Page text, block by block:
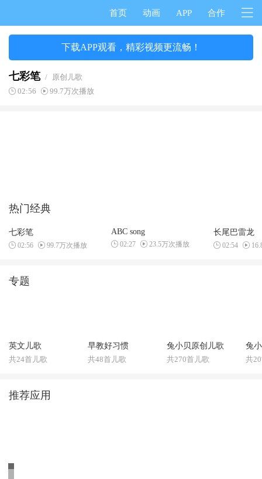
首页 动画 APP 合作
下载APP观看，精彩视频更流畅！
七彩笔 / 原创儿歌
02:56
99.7万次播放
热门经典
七彩笔
02:56 99.7万次播放
ABC song
02:27 23.5万次播放
长尾巴雷龙
02:54
专题
英文儿歌
共24首儿歌
早教好习惯
共48首儿歌
兔小贝原创儿歌
共270首儿歌
兔
共
推荐应用